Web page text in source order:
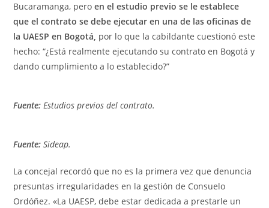
Bucaramanga, peroen el estudio previo se le establece
que el contrato se debe ejecutar en una de las oficinas de
la UAESP en Bogotá, por lo que la cabildante cuestionó este
hecho: “¿Está realmente ejecutando su contrato en Bogotá y
dando cumplimiento a lo establecido?”
Fuente: Estudios previos del contrato.
Fuente: Sideap.
La concejal recordó que no es la primera vez que denuncia
presuntas irregularidades en la gestión de Consuelo
Ordóñez. «La UAESP, debe estar dedicada a prestarle un